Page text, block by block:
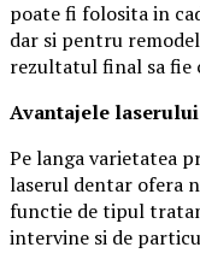
poate fi folosita in
dar si pentru
rezultatul final sa fie
Avantajele
Pe langa varietatea
laserul dentar ofera
functie de tipul
intervine si de